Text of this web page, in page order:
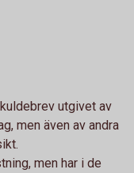
utgivet av
men även av andra
men har i de